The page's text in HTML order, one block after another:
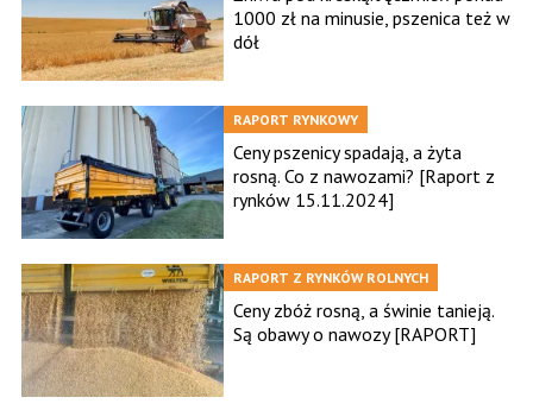
1000 zł na minusie, pszenica też w
dół
RAPORT RYNKOWY
Ceny pszenicy spadają, a żyta
rosną. Co z nawozami? [Raport z
rynków 15.11.2024]
RAPORT Z RYNKÓW ROLNYCH
Ceny zbóż rosną, a świnie tanieją.
Są obawy o nawozy [RAPORT]